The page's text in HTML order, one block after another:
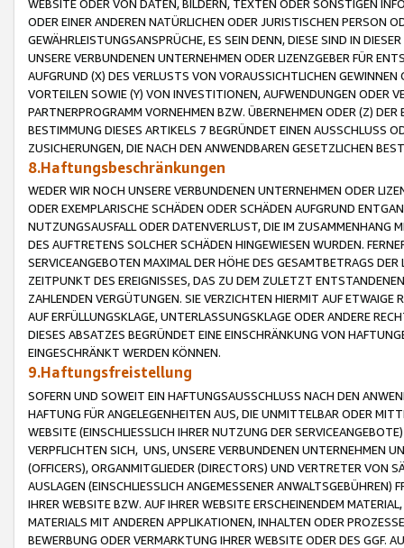
WEBSITE ODER VON DATEN, BILDERN, TEXTEN ODER SONSTIGEN
ODER EINER ANDEREN NATÜRLICHEN ODER JURISTISCHEN PERSON
GEWÄHRLEISTUNGSANSPRÜCHE, ES SEIN DENN, DIESE SIND IN
UNSERE VERBUNDENEN UNTERNEHMEN ODER LIZENZGEBER FÜR
AUFGRUND (X) DES VERLUSTS VON VORAUSSICHTLICHEN
VORTEILEN SOWIE (Y) VON INVESTITIONEN, AUFWENDUNGEN ODER
PARTNERPROGRAMM VORNEHMEN BZW. ÜBERNEHMEN ODER (Z)
BESTIMMUNG DIESES ARTIKELS 7 BEGRÜNDET EINEN AUSSCHLUSS
ZUSICHERUNGEN, DIE NACH DEN ANWENDBAREN GESETZLICHEN
8.Haftungsbeschränkungen
WEDER WIR NOCH UNSERE VERBUNDENEN UNTERNEHMEN ODER
ODER EXEMPLARISCHE SCHÄDEN ODER SCHÄDEN AUFGRUND
NUTZUNGSAUSFALL ODER DATENVERLUST, DIE IM ZUSAMMENHANG
DES AUFTRETENS SOLCHER SCHÄDEN HINGEWIESEN WURDEN.
SERVICEANGEBOTEN MAXIMAL DER HÖHE DES GESAMTBETRAGS
ZEITPUNKT DES EREIGNISSES, DAS ZU DEM ZULETZT
ZAHLENDEN VERGÜTUNGEN. SIE VERZICHTEN HIERMIT AUF
AUF ERFÜLLUNGSKLAGE, UNTERLASSUNGSKLAGE ODER ANDERE
DIESES ABSATZES BEGRÜNDET EINE EINSCHRÄNKUNG VON
EINGESCHRÄNKT WERDEN KÖNNEN.
9.Haftungsfreistellung
SOFERN UND SOWEIT EIN HAFTUNGSAUSSCHLUSS NACH DEN
HAFTUNG FÜR ANGELEGENHEITEN AUS, DIE UNMITTELBAR ODER
WEBSITE (EINSCHLIESSLICH IHRER NUTZUNG DER
VERPFLICHTEN SICH, UNS, UNSERE VERBUNDENEN UNTERNEHMEN
(OFFICERS), ORGANMITGLIEDER (DIRECTORS) UND VERTRETER VON
AUSLAGEN (EINSCHLIESSLICH ANGEMESSENER
IHRER WEBSITE BZW. AUF IHRER WEBSITE ERSCHEINENDEM
MATERIALS MIT ANDEREN APPLIKATIONEN, INHALTEN ODER
BEWERBUNG ODER VERMARKTUNG IHRER WEBSITE ODER DES GGF.